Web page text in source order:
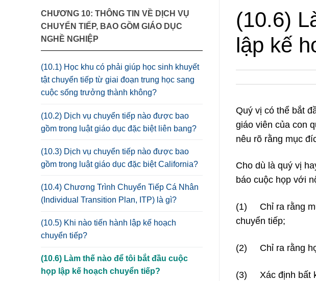
CHƯƠNG 10: THÔNG TIN VỀ DỊCH VỤ
CHUYỂN TIẾP, BAO GỒM GIÁO DỤC
NGHỀ NGHIỆP
(10.1) Học khu có phải giúp học sinh khuyết
tật chuyển tiếp từ giai đoạn trung học sang
cuộc sống trưởng thành không?
(10.2) Dịch vụ chuyển tiếp nào được bao
gồm trong luật giáo dục đặc biệt liên bang?
(10.3) Dịch vụ chuyển tiếp nào được bao
gồm trong luật giáo dục đặc biệt California?
(10.4) Chương Trình Chuyển Tiếp Cá Nhân
(Individual Transition Plan, ITP) là gì?
(10.5) Khi nào tiến hành lập kế hoạch
chuyển tiếp?
(10.6) Làm thế nào để tôi bắt đầu cuộc
họp lập kế hoạch chuyển tiếp?
(10.6)
lập kế
Quý vị có thể bắt
giáo viên của con
nêu rõ rằng mục
Cho dù là quý vị
báo cuộc họp với
(1) Chỉ ra rằng
chuyển tiếp;
(2) Chỉ ra rằng
(3) Xác định bất